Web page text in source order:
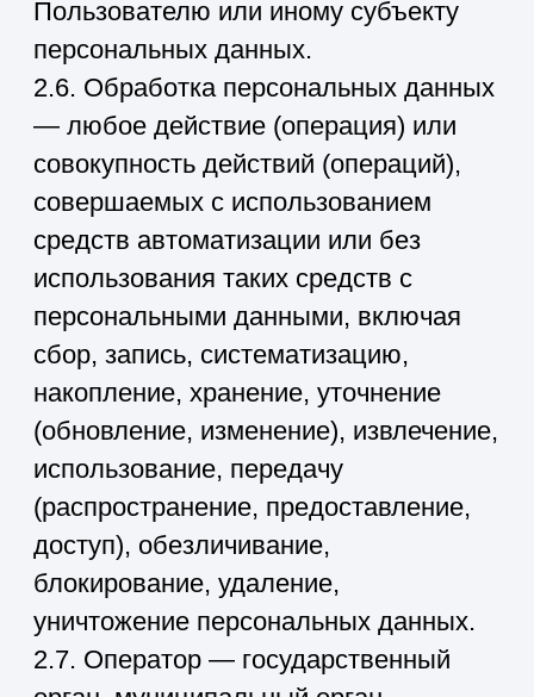
2.8. Персональные данные — любая
информация, относящаяся прямо или
косвенно к определенному или
определяемому Пользователю веб-
сайтаhttps://stroyinvest39.ru/.
2.9. Персональные данные,
разрешенные субъектом
персональных данных для
распространения, — персональные
круга лиц к которым предоставлен
субъектом персональных данных
путем дачи согласия на обработку
персональных данных, разрешенных
субъектом персональных данных для
распространения в порядке,
предусмотренном Законом о
персональных данных (далее —
персональные данные, разрешенные
для распространения).
2.10. Пользователь — любой
посетитель веб-
сайта
https://stroyinvest39.ru/.
2.11. Предоставление персональных